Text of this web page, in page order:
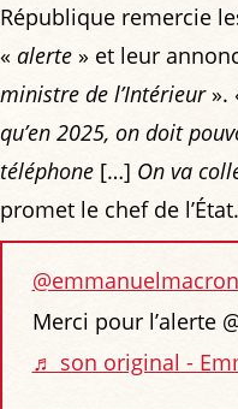
République remercie
« alerte » et leur
ministre de l’Intérieur».
qu’en 2025, on doit
téléphone […] On va
promet le chef de l’État.
@emmanuelmacron
Merci pour l’alerte
♬ son original -